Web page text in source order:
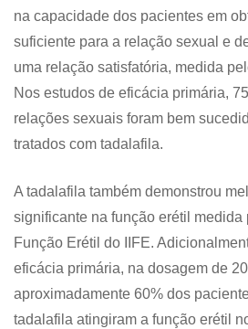
na capacidade dos pacientes em
suficiente para a relação sexual e
uma relação satisfatória, medida
Nos estudos de eficácia primária,
relações sexuais foram bem
tratados com tadalafila.
A tadalafila também demonstrou
significante na função erétil medida
Função Erétil do IIFE.
eficácia primária, na dosagem de
aproximadamente 60% dos
tadalafila atingiram a função erétil